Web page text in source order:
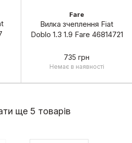
Fare
Вилка зчеплення Fiat
Doblo 1.3 1.9 Fare 46814721
735 грн
Немає в наявності
ще 5 товарів